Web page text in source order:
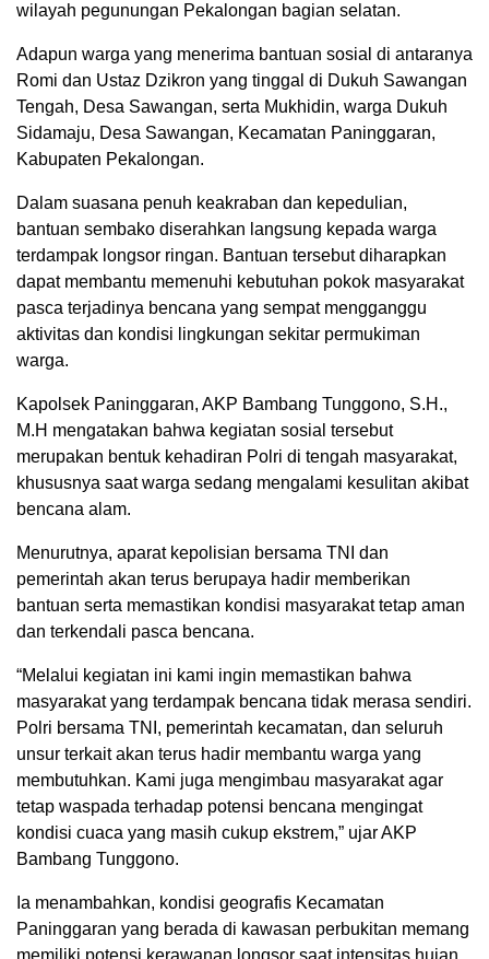
wilayah pegunungan Pekalongan bagian selatan.
Adapun warga yang menerima bantuan sosial di antaranya
Romi dan Ustaz Dzikron yang tinggal di Dukuh Sawangan
Tengah, Desa Sawangan, serta Mukhidin, warga Dukuh
Sidamaju, Desa Sawangan, Kecamatan Paninggaran,
Kabupaten Pekalongan.
Dalam suasana penuh keakraban dan kepedulian,
bantuan sembako diserahkan langsung kepada warga
terdampak longsor ringan. Bantuan tersebut diharapkan
dapat membantu memenuhi kebutuhan pokok masyarakat
pasca terjadinya bencana yang sempat mengganggu
aktivitas dan kondisi lingkungan sekitar permukiman
warga.
Kapolsek Paninggaran, AKP Bambang Tunggono, S.H.,
M.H mengatakan bahwa kegiatan sosial tersebut
merupakan bentuk kehadiran Polri di tengah masyarakat,
khususnya saat warga sedang mengalami kesulitan akibat
bencana alam.
Menurutnya, aparat kepolisian bersama TNI dan
pemerintah akan terus berupaya hadir memberikan
bantuan serta memastikan kondisi masyarakat tetap aman
dan terkendali pasca bencana.
“Melalui kegiatan ini kami ingin memastikan bahwa
masyarakat yang terdampak bencana tidak merasa sendiri.
Polri bersama TNI, pemerintah kecamatan, dan seluruh
unsur terkait akan terus hadir membantu warga yang
membutuhkan. Kami juga mengimbau masyarakat agar
tetap waspada terhadap potensi bencana mengingat
kondisi cuaca yang masih cukup ekstrem,” ujar AKP
Bambang Tunggono.
Ia menambahkan, kondisi geografis Kecamatan
Paninggaran yang berada di kawasan perbukitan memang
memiliki potensi kerawanan longsor saat intensitas hujan